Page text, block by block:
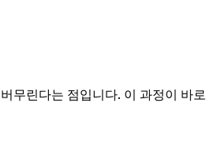
무린다는 점입니다. 이 과정이 바로